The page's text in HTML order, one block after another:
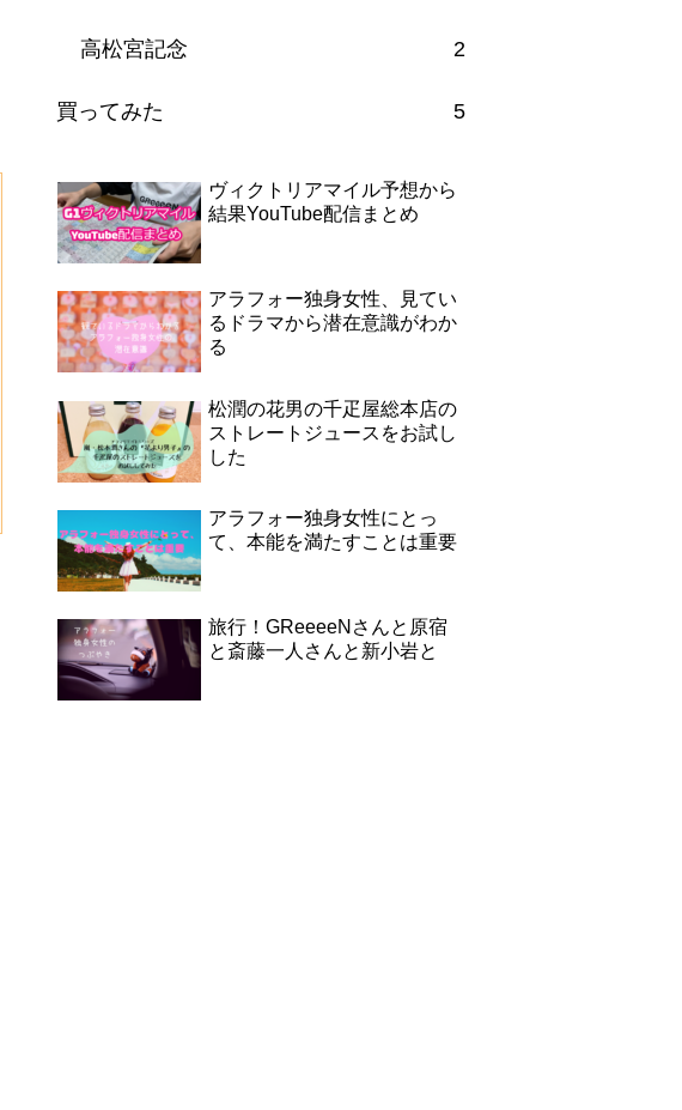
高松宮記念 2
買ってみた 5
ヴィクトリアマイル予想から
結果YouTube配信まとめ
アラフォー独身女性、見てい
るドラマから潜在意識がわか
る
松潤の花男の千疋屋総本店の
ストレートジュースをお試し
した
アラフォー独身女性にとっ
て、本能を満たすことは重要
旅行！GReeeeNさんと原宿
と斎藤一人さんと新小岩と